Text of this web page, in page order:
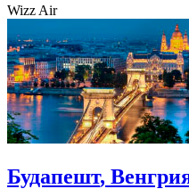
Wizz Air
Будапешт,